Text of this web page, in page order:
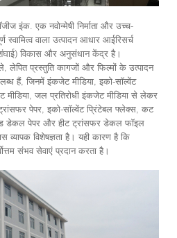
इंक. एक नवोन्मेषी निर्माता और उच्च-
स्वामित्व वाला उत्पादन आधार आईरिसर्च
विकास और अनुसंधान केंद्र है।
लेपित प्रस्तुति कागजों और फिल्मों के उत्पादन
हैं, जिनमें इंकजेट मीडिया, इको-सॉल्वेंट
मीडिया, जल प्रतिरोधी इंकजेट मीडिया से लेकर
पेपर, इको-सॉल्वेंट प्रिंटेबल फ्लेक्स, कट
डेकल पेपर और हीट ट्रांसफर डेकल फॉइल
व्यापक विशेषज्ञता है। यही कारण है कि
संभव सेवाएं प्रदान करता है।